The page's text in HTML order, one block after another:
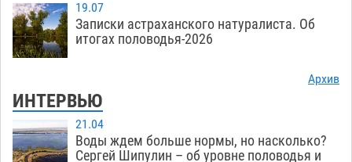
19.07
Записки астраханского натуралиста. Об
итогах половодья-2026
Архив
ИНТЕРВЬЮ
21.04
Воды ждем больше нормы, но насколько?
Сергей Шипулин – об уровне половодья и